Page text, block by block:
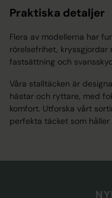
Praktiska detaljer
Flera av modellerna har
rörelsefrihet, kryssgjordar
fastsättning och
Våra stalltäcken är
hästar och ryttare, med
komfort. Utforska vårt
perfekta täcket som